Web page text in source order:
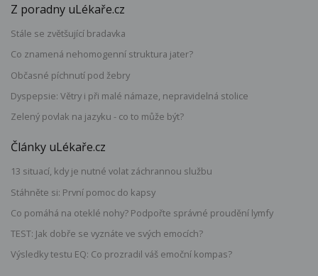
Z poradny uLékaře.cz
Stále se zvětšující bradavka
Co znamená nehomogenní struktura jater?
Občasné píchnutí pod žebry
Dyspepsie: Větry i při malé námaze, nepravidelná stolice
Zelený povlak na jazyku - co to může být?
Články uLékaře.cz
13 situací, kdy je nutné volat záchrannou službu
Stáhněte si: První pomoc do kapsy
Co pomáhá na oteklé nohy? Podpořte správné proudění lymfy
TEST: Jak dobře se vyznáte ve svých emocích?
Výsledky testu EQ: Co prozradil váš emoční kompas?